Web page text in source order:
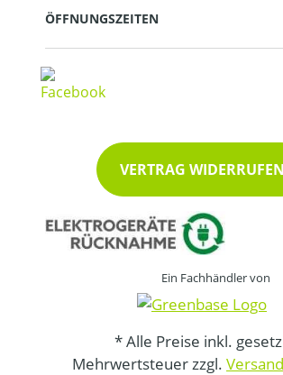
ÖFFNUNGSZEITEN
VERTRAG WIDERRUFEN
Ein Fachhändler von
* Alle Preise inkl.
Mehrwertsteuer zzgl.